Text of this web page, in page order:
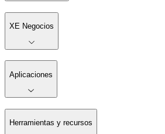
XE Negocios
Aplicaciones
Herramientas y recursos